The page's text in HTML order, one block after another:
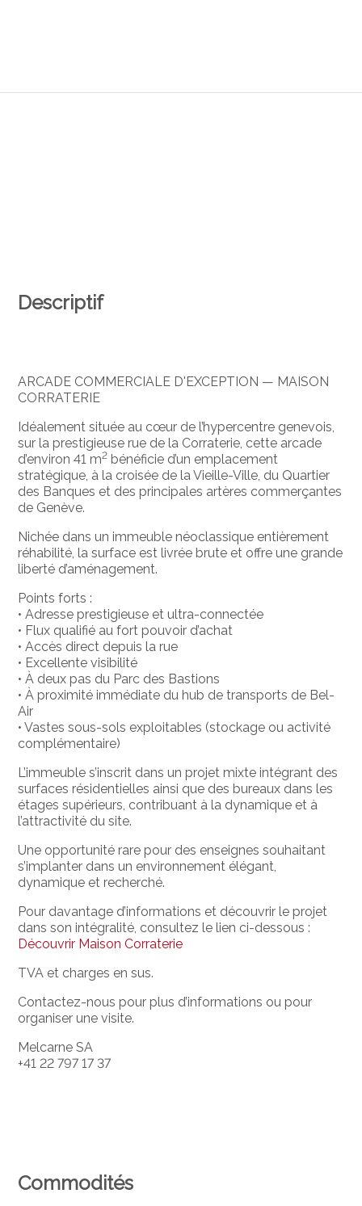
Descriptif
ARCADE COMMERCIALE D'EXCEPTION — MAISON
CORRATERIE
Idéalement située au cœur de l’hypercentre genevois,
sur la prestigieuse rue de la Corraterie, cette arcade
d’environ 41 m2 bénéficie d’un emplacement
stratégique, à la croisée de la Vieille-Ville, du Quartier
des Banques et des principales artères commerçantes
de Genève.
Nichée dans un immeuble néoclassique entièrement
réhabilité, la surface est livrée brute et offre une grande
liberté d’aménagement.
Points forts :
• Adresse prestigieuse et ultra-connectée
• Flux qualifié au fort pouvoir d’achat
• Accès direct depuis la rue
• Excellente visibilité
• À deux pas du Parc des Bastions
• À proximité immédiate du hub de transports de Bel-
Air
• Vastes sous-sols exploitables (stockage ou activité
complémentaire)
L’immeuble s’inscrit dans un projet mixte intégrant des
surfaces résidentielles ainsi que des bureaux dans les
étages supérieurs, contribuant à la dynamique et à
l’attractivité du site.
Une opportunité rare pour des enseignes souhaitant
s’implanter dans un environnement élégant,
dynamique et recherché.
Pour davantage d’informations et découvrir le projet
dans son intégralité, consultez le lien ci-dessous :
Découvrir Maison Corraterie
TVA et charges en sus.
Contactez-nous pour plus d’informations ou pour
organiser une visite.
Melcarne SA
+41 22 797 17 37
Commodités